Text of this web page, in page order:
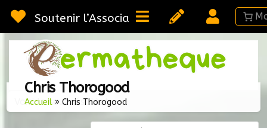
au
contenu
Soutenir l’Association
Chris Thorogood
Accueil »Chris Thorogood
Voici le seul résultat